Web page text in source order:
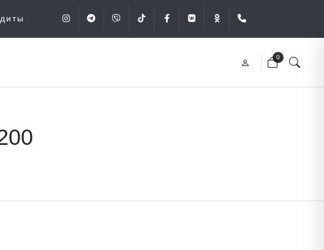
InstagramTelegram
Viber Tik-Tok Facebook
VK OK
0